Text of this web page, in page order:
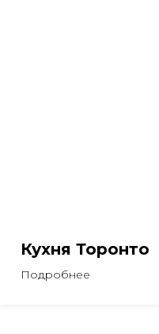
Кухня Торонто
Подробнее